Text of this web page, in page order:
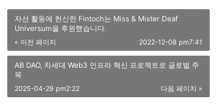
자선 활동에 헌신한 Fintoch는 Miss & Mister Deaf
Universum을 후원했습니다.
« 이전 페이지 2022-12-08 pm7:41
AB DAO, 차세대 Web3 인프라 혁신 프로젝트로 글로벌 주
목
다음 페이지 »
2025-04-29 pm2:22